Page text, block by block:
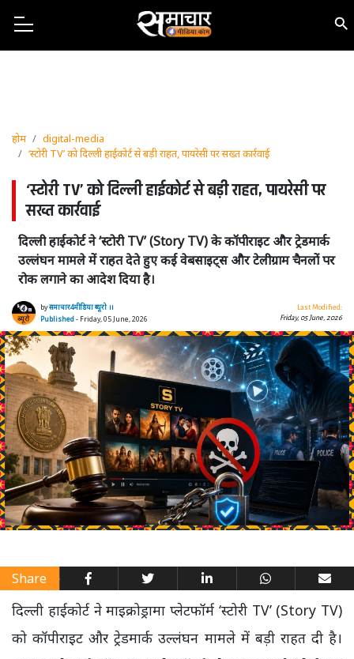
होम
digital-media
‘स्टोरी TV’ को दिल्ली हाईकोर्ट से बड़ी राहत, पायरेसी पर सख्त कार्रवाई
‘स्टोरी TV’ को दिल्ली हाईकोर्ट से बड़ी राहत, पायरेसी पर
सख्त कार्रवाई
दिल्ली हाईकोर्ट ने ‘स्टोरी TV’ (Story TV) के कॉपीराइट और ट्रेडमार्क
उल्लंघन मामले में राहत देते हुए कई वेबसाइट्स और टेलीग्राम चैनलों पर
रोक लगाने का आदेश दिया है।
byसमाचार4मीडिया ब्यूरो ।।
Published- Friday, 05 June, 2026
Last Modified:
Friday, 05 June, 2026
Share
दिल्ली हाईकोर्ट ने माइक्रोड्रामा प्लेटफॉर्म ‘स्टोरी TV’ (Story TV)
को कॉपीराइट और ट्रेडमार्क उल्लंघन मामले में बड़ी राहत दी है।